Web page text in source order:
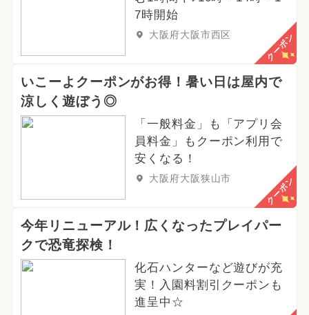
7時開始
大阪府大阪市西区 クーポン
いこーよクーポンがお得！暑い日は屋内で
涼しく遊ぼう◎
「一般料金」も「アプリ会
員料金」もクーポン利用で
安くなる！
大阪府大阪狭山市 クーポン
今年リニューアル！広くなったプレイパー
クで恐竜探検！
化石ハンターなど遊びが充
実！入園料割引クーポンも
進呈中☆